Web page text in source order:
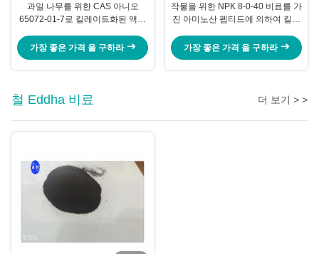
과일 나무를 위한 CAS 아니오
65072-01-7로 킬레이트화된 액체
가장 좋은 가격 을 구하라
작물을 위한 NPK 8-0-40 비료를 가
진 아미노산 펩티드에 의하여 킬레
가장 좋은 가격 을 구하라
철 Eddha 비료 더 보기 > >